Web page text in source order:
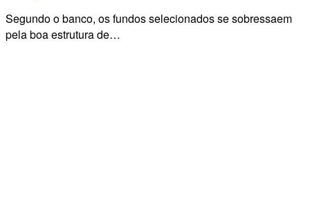
Segundo o banco, os fundos selecionados se sobressaem
pela boa estrutura de…